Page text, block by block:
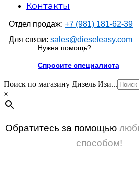
Контакты
Отдел продаж: +7 (981) 181-62-39
Для связи: sales@dieseleasy.com
Нужна помощь?
Спросите специалиста
Поиск по магазину Дизель Изи...
×
Обратитесь за помощью
способом!